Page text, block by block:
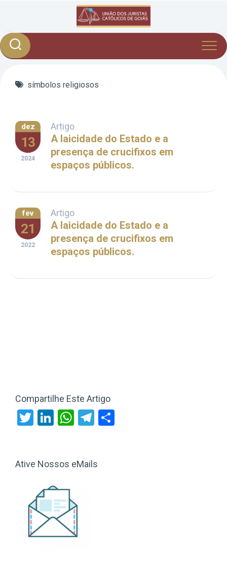
símbolos religiosos
dez
13
2024
Artigo
A laicidade do Estado e a
presença de crucifixos em
espaços públicos.
fev
21
2022
Artigo
A laicidade do Estado e a
presença de crucifixos em
espaços públicos.
Compartilhe Este Artigo
Twitter
LinkedIn
WhatsApp
Telegram
Ative Nossos eMails